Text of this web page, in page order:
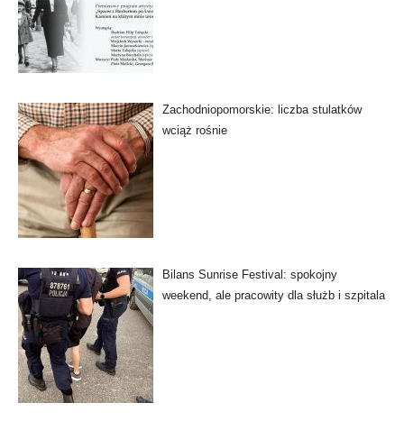
Zachodniopomorskie: liczba stulatków
wciąż rośnie
Bilans Sunrise Festival: spokojny
weekend, ale pracowity dla służb i szpitala